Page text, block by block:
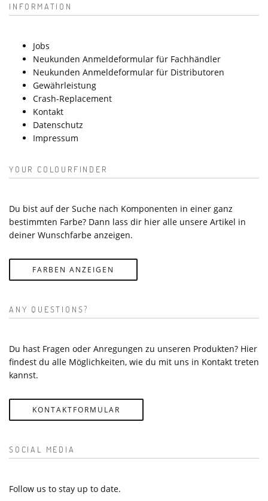
INFORMATION
Jobs
Neukunden Anmeldeformular für Fachhändler
Neukunden Anmeldeformular für Distributoren
Gewährleistung
Crash-Replacement
Kontakt
Datenschutz
Impressum
YOUR COLOURFINDER
Du bist auf der Suche nach Komponenten in einer ganz
bestimmten Farbe? Dann lass dir hier alle unsere Artikel in
deiner Wunschfarbe anzeigen.
FARBEN ANZEIGEN
ANY QUESTIONS?
Du hast Fragen oder Anregungen zu unseren Produkten? Hier
findest du alle Möglichkeiten, wie du mit uns in Kontakt treten
kannst.
KONTAKTFORMULAR
SOCIAL MEDIA
Follow us to stay up to date.